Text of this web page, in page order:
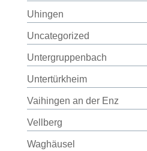
Uhingen
Uncategorized
Untergruppenbach
Untertürkheim
Vaihingen an der Enz
Vellberg
Waghäusel